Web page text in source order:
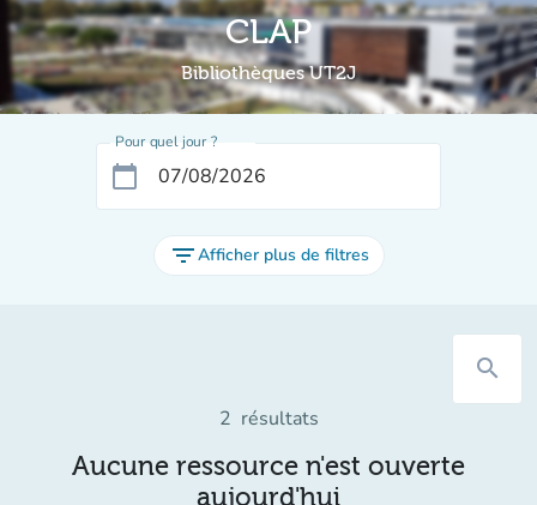
CLAP
Bibliothèques UT2J
Pour quel jour ?
calendar_today
filter_listAfficher plus de filtres
search
2 résultats
Aucune ressource n'est ouverte
aujourd'hui